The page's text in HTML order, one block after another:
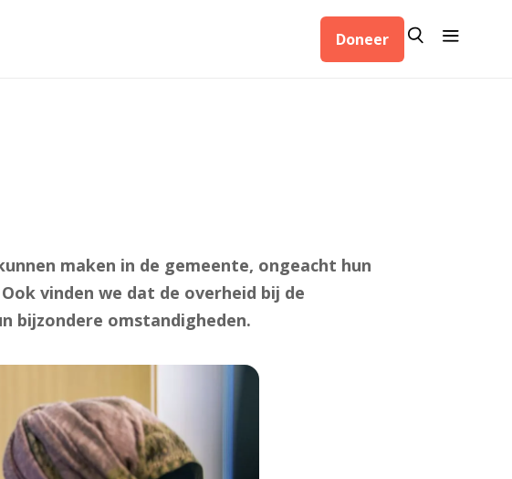
Doneer Zoeken
maken in de gemeente, ongeacht hun
vinden we dat de overheid bij de
bijzondere omstandigheden.